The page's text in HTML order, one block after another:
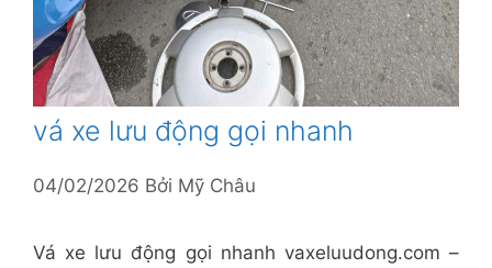
vá xe lưu động gọi nhanh
04/02/2026 Bởi Mỹ Châu
Vá xe lưu động gọi nhanh vaxeluudong.com –